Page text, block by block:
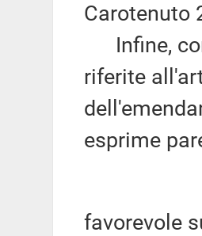
Carotenuto
Infine,
riferite
esprime
favorevole